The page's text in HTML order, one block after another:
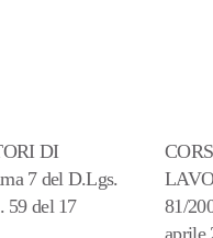
DI
7 del D.Lgs.
59 del 17
81/
aprile